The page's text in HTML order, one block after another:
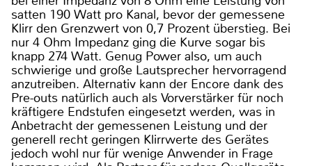
satten 190 Watt pro Kanal, bevor der gemessene
Klirr den Grenzwert von 0,7 Prozent überstieg. Bei
nur 4 Ohm Impedanz ging die Kurve sogar bis
knapp 274 Watt. Genug Power also, um auch
schwierige und große Lautsprecher hervorragend
anzutreiben. Alternativ kann der Encore dank des
Pre-outs natürlich auch als Vorverstärker für noch
kräftigere Endstufen eingesetzt werden, was in
Anbetracht der gemessenen Leistung und der
generell recht geringen Klirrwerte des Gerätes
jedoch wohl nur für wenige Anwender in Frage